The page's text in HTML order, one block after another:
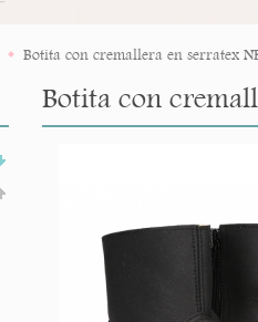
Botita con cremallera en serratex
Botita con